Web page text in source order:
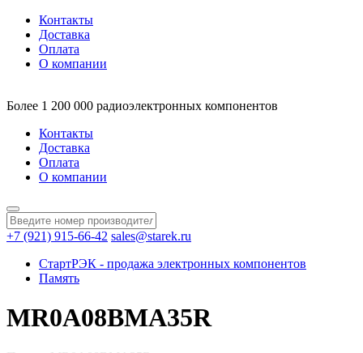
Контакты
Доставка
Оплата
О компании
Более 1 200 000 радиоэлектронных компонентов
Контакты
Доставка
Оплата
О компании
+7 (921) 915-66-42 sales@starek.ru
СтартРЭК - продажа электронных компонентов
Память
MR0A08BMA35R